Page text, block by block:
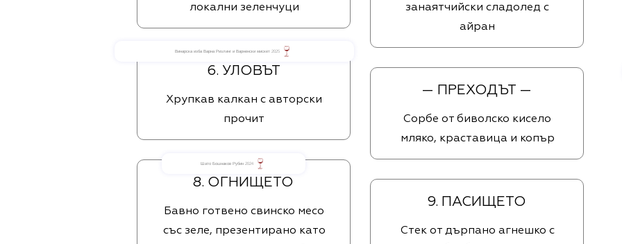
локални зеленчуци
6. УЛОВЪТ
Хрупкав калкан с авторски
прочит
8. ОГНИЩЕТО
Бавно готвено свинско месо
със зеле, презентирано като
занаятчийски сладолед с
айран
— ПРЕХОДЪТ —
Сорбе от биволско кисело
мляко, краставица и копър
9. ПАСИЩЕТО
Стек от дърпано агнешко с
Винарска изба Варна Ризлинг и Варненски мискет 2025
Шато Бошнаков Рубин 2024